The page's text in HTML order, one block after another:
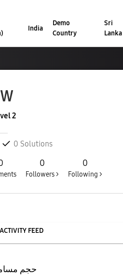
India
Demo
Country
Sri
Lanka
2
0 Solutions
0
Followers >
0
Following >
ACTIVITY FEED
حجم